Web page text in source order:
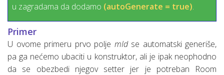
u zagradama da dodamo (autoGenerate = true).
Primer
U ovome primeru prvo polje mIdse automatski generiše,
pa ga nećemo ubaciti u konstruktor, ali je ipak neophodno
da se obezbedi njegov setter jer je potreban Room